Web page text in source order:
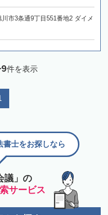
市3条通9丁目551番地2 ダイメ
件を表示
議」の
サービス
書士をお探しなら